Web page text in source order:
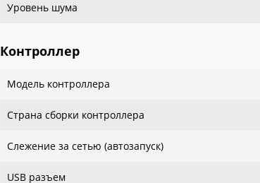
Уровень шума
Контроллер
Модель контроллера
Страна сборки контроллера
Слежение за сетью (автозапуск)
USB разъем